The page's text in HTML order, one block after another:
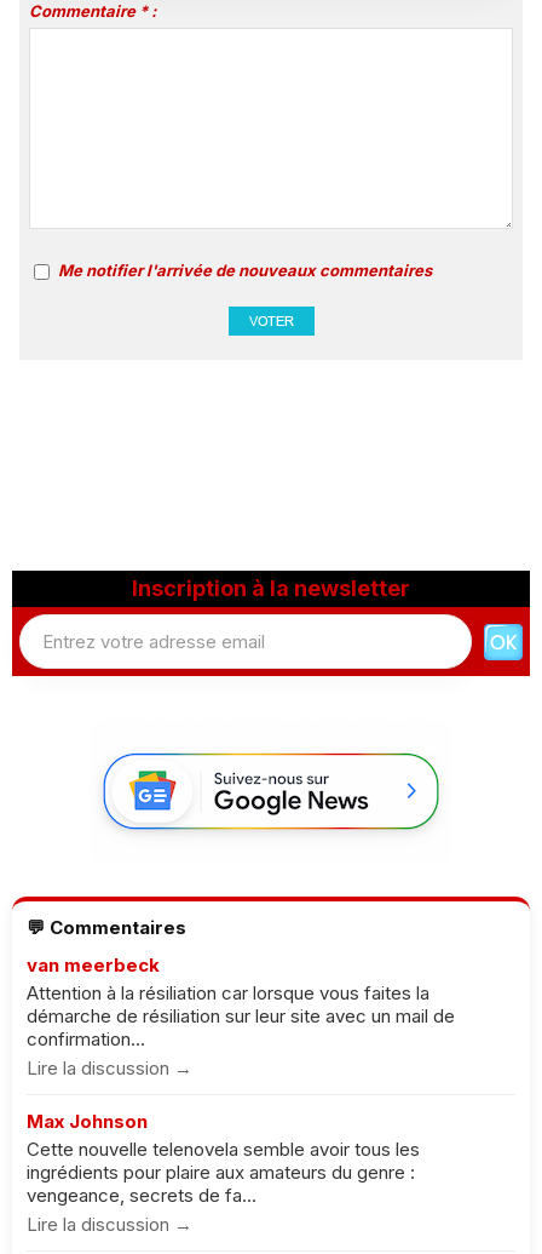
Commentaire * :
Me notifier l'arrivée de nouveaux commentaires
Inscription à la newsletter
💬 Commentaires
van meerbeck
Attention à la résiliation car lorsque vous faites la
démarche de résiliation sur leur site avec un mail de
confirmation...
Lire la discussion →
Max Johnson
Cette nouvelle telenovela semble avoir tous les
ingrédients pour plaire aux amateurs du genre :
vengeance, secrets de fa...
Lire la discussion →